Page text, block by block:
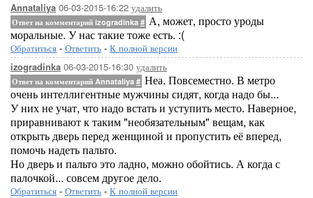
Annataliya 06-03-2015-16:22 удалить
Ответ на комментарий izogradinka # А, может, просто уроды
моральные. У нас такие тоже есть. :(
Обратиться - Ответить - К полной версии
izogradinka 06-03-2015-16:30 удалить
Ответ на комментарий Annataliya # Неа. Повсеместно. В метро
очень интеллигентные мужчины сидят, когда надо бы...
У них не учат, что надо встать и уступить место. Наверное,
приравнивают к таким "необязательным" вещам, как
открыть дверь перед женщиной и пропустить её вперед,
помочь надеть пальто.
Но дверь и пальто это ладно, можно обойтись. А когда с
палочкой... совсем другое дело.
Обратиться - Ответить - К полной версии